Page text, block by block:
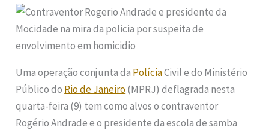
Uma operação conjunta da PolíciaCivil e do Ministério
Público do Rio de Janeiro(MPRJ) deflagrada nesta
quarta-feira (9) tem como alvos o contraventor
Rogério Andrade e o presidente da escola de samba